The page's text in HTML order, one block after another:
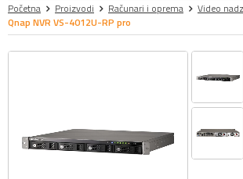
Početna Proizvodi Računari i oprema Video
Qnap NVR VS-4012U-RP pro